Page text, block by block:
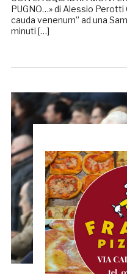
PUGNO…» di Alessio Perotti
cauda venenum” ad una
minuti […]